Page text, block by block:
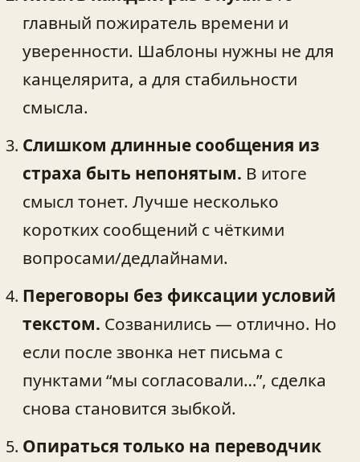
главный пожиратель времени и
уверенности. Шаблоны нужны не для
канцелярита, а для стабильности
смысла.
Слишком длинные сообщения из
страха быть непонятым. В итоге
смысл тонет. Лучше несколько
коротких сообщений с чёткими
вопросами/дедлайнами.
Переговоры без фиксации условий
текстом. Созванились — отлично. Но
если после звонка нет письма с
пунктами “мы согласовали…”, сделка
снова становится зыбкой.
Опираться только на переводчик